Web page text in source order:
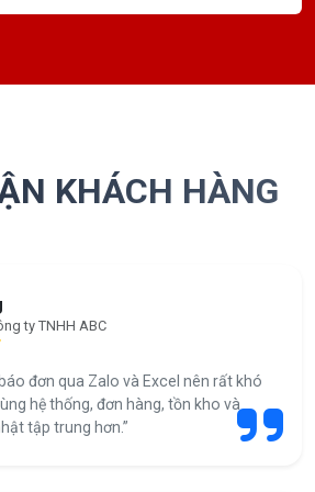
KHÁCH HÀNG
ty TNHH ABC
đơn qua Zalo và Excel nên rất khó
hệ thống, đơn hàng, tồn kho và
tập trung hơn.”